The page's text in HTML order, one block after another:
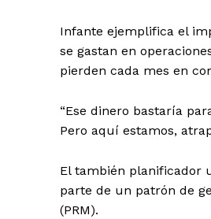
Infante ejemplifica el
se gastan en
pierden cada mes en
“Ese dinero bastaría
Pero aquí estamos,
El también planificador
parte de un patrón de
(PRM).